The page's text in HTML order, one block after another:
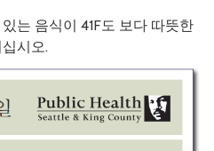
는 음식이 41F도 보다 따뜻한
시오.